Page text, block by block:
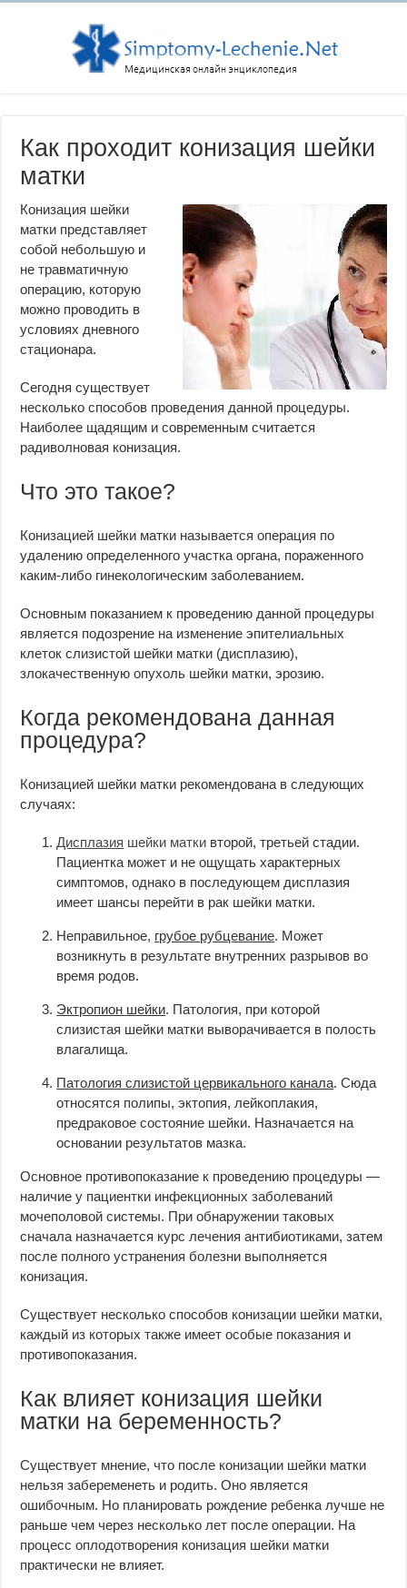
Как проходит конизация шейки
матки
Конизация шейки
матки представляет
собой небольшую и
не травматичную
операцию, которую
можно проводить в
условиях дневного
стационара.
Сегодня существует
несколько способов проведения данной процедуры.
Наиболее щадящим и современным считается
радиволновая конизация.
Что это такое?
Конизацией шейки матки называется операция по
удалению определенного участка органа, пораженного
каким-либо гинекологическим заболеванием.
Основным показанием к проведению данной процедуры
является подозрение на изменение эпителиальных
клеток слизистой шейки матки (дисплазию),
злокачественную опухоль шейки матки, эрозию.
Когда рекомендована данная
процедура?
Конизацией шейки матки рекомендована в следующих
случаях:
Дисплазия шейки матки второй, третьей стадии.
Пациентка может и не ощущать характерных
симптомов, однако в последующем дисплазия
имеет шансы перейти в рак шейки матки.
Неправильное, грубое рубцевание. Может
возникнуть в результате внутренних разрывов во
время родов.
Эктропион шейки. Патология, при которой
слизистая шейки матки выворачивается в полость
влагалища.
Патология слизистой цервикального канала. Сюда
относятся полипы, эктопия, лейкоплакия,
предраковое состояние шейки. Назначается на
основании результатов мазка.
Основное противопоказание к проведению процедуры —
наличие у пациентки инфекционных заболеваний
мочеполовой системы. При обнаружении таковых
сначала назначается курс лечения антибиотиками, затем
после полного устранения болезни выполняется
конизация.
Существует несколько способов конизации шейки матки,
каждый из которых также имеет особые показания и
противопоказания.
Как влияет конизация шейки
матки на беременность?
Существует мнение, что после конизации шейки матки
нельзя забеременеть и родить. Оно является
ошибочным. Но планировать рождение ребенка лучше не
раньше чем через несколько лет после операции. На
процесс оплодотворения конизация шейки матки
практически не влияет.